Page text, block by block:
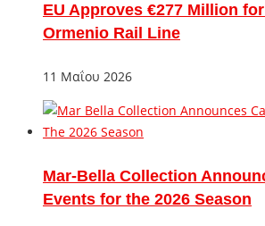
EU Approves €277 Million
Ormenio Rail Line
11 Μαΐου 2026
Mar-Bella Collection
Events for the 2026 Season